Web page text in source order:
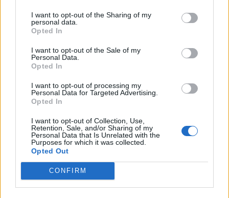
I want to opt-out of the Sharing of my
personal data.
Opted In
I want to opt-out of the Sale of my
Personal Data.
Opted In
I want to opt-out of processing my
Personal Data for Targeted Advertising.
Opted In
I want to opt-out of Collection, Use,
Retention, Sale, and/or Sharing of my
Personal Data that Is Unrelated with the
Purposes for which it was collected.
Opted Out
CONFIRM
2022
Ne ölelj meg, rettegek Én, Tonya